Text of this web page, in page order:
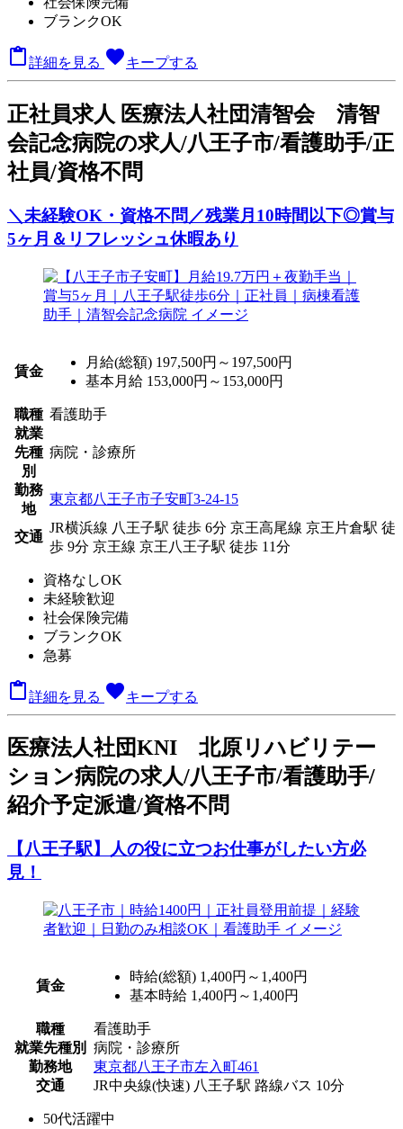
ブランクOK
詳細を見る favoriteキープする
正社員求人 医療法人社団清智会 清智
会記念病院の求人/八王子市/看護助手/正
社員/資格不問
＼未経験OK・資格不問／残業月10時間以下◎賞与
5ヶ月＆リフレッシュ休暇あり
賃金
月給(総額) 197,500円～197,500円
基本月給 153,000円～153,000円
職種 看護助手
就業
先種
別
病院・診療所
勤務
地
東京都八王子市子安町3-24-15
交通
JR横浜線 八王子駅 徒歩 6分 京王高尾線 京王片倉駅 徒
歩 9分 京王線 京王八王子駅 徒歩 11分
資格なしOK
未経験歓迎
社会保険完備
ブランクOK
急募
詳細を見る favoriteキープする
医療法人社団KNI 北原リハビリテー
ション病院の求人/八王子市/看護助手/
紹介予定派遣/資格不問
【八王子駅】人の役に立つお仕事がしたい方必
見！
賃金
時給(総額) 1,400円～1,400円
基本時給 1,400円～1,400円
職種
看護助手
就業先種別
病院・診療所
勤務地
東京都八王子市左入町461
交通
JR中央線(快速) 八王子駅 路線バス 10分
50代活躍中